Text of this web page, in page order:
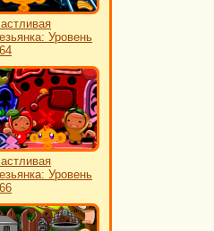
Уровень
Уровень